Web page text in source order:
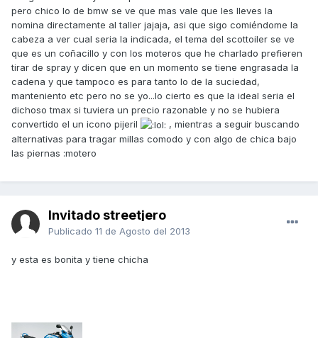
pero chico lo de bmw se ve que mas vale que les lleves la
nomina directamente al taller jajaja, asi que sigo comiéndome la
cabeza a ver cual seria la indicada, el tema del scottoiler se ve
que es un coñacillo y con los moteros que he charlado prefieren
tirar de spray y dicen que en un momento se tiene engrasada la
cadena y que tampoco es para tanto lo de la suciedad,
manteniento etc pero no se yo...lo cierto es que la ideal seria el
dichoso tmax si tuviera un precio razonable y no se hubiera
convertido el un icono pijeril
, mientras a seguir buscando
alternativas para tragar millas comodo y con algo de chica bajo
las piernas :motero
Invitado streetjero
Publicado 11 de Agosto del 2013
y esta es bonita y tiene chicha